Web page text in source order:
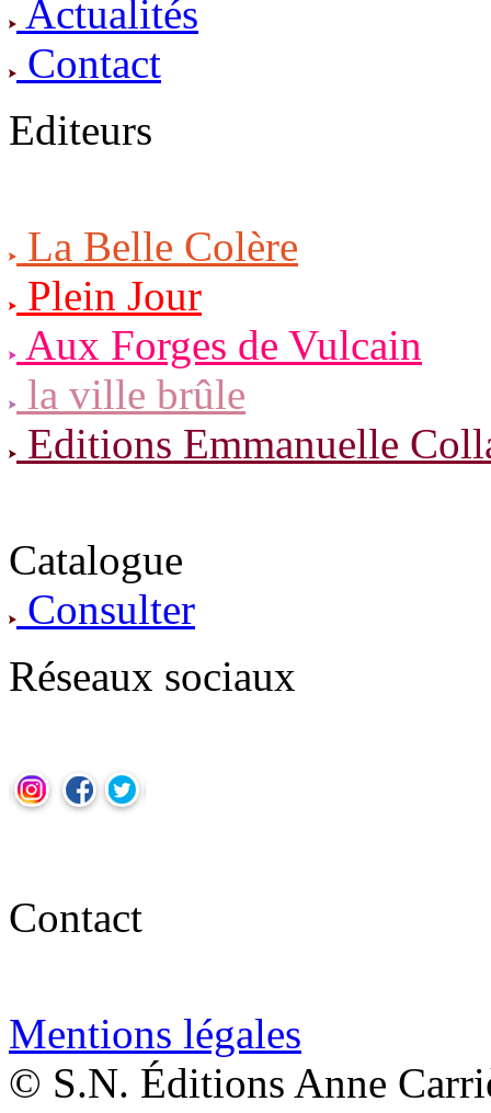
Actualités
Contact
Editeurs
La Belle Colère
Plein Jour
Aux Forges de Vulcain
la ville brûle
Editions Emmanuelle
Catalogue
Consulter
Réseaux sociaux
Contact
Mentions légales
© S.N. Éditions Anne